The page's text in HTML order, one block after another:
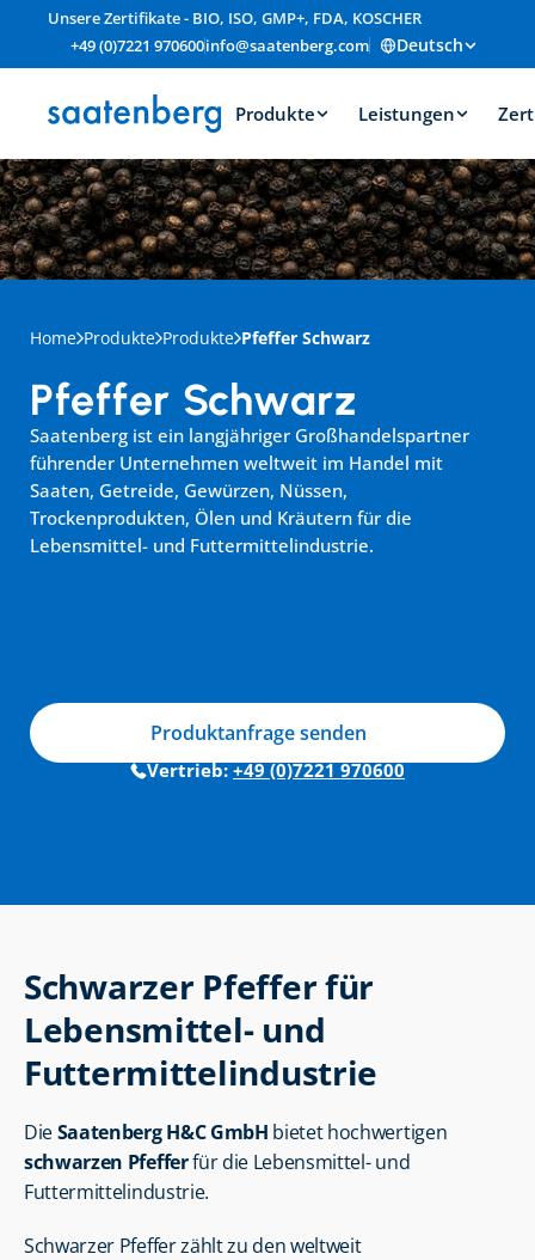
Unsere Zertifikate - BIO, ISO, GMP+, FDA, KOSCHER
+49 (0)7221 970600info@saatenberg.com Deutsch
Produkte Leistungen
Home Produkte Produkte Pfeffer Schwarz
Saatenberg ist ein langjähriger Großhandelspartner
führender Unternehmen weltweit im Handel mit
Saaten, Getreide, Gewürzen, Nüssen,
Trockenprodukten, Ölen und Kräutern für die
Lebensmittel- und Futtermittelindustrie.
Pfeffer Schwarz
Vertrieb: +49 (0)7221 970600
Produktanfrage senden
Schwarzer Pfeffer für
Lebensmittel- und
Futtermittelindustrie
Die Saatenberg H&C GmbH
schwarzen Pfeffer für die Lebensmittel- und
Futtermittelindustrie.
Schwarzer Pfeffer zählt zu den weltweit